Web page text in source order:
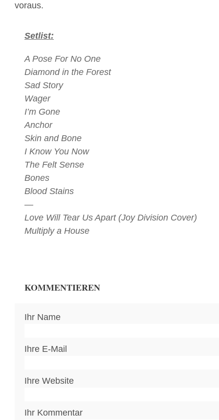
voraus.
Setlist:
A Pose For No One
Diamond in the Forest
Sad Story
Wager
I’m Gone
Anchor
Skin and Bone
I Know You Now
The Felt Sense
Bones
Blood Stains
—
Love Will Tear Us Apart (Joy Division Cover)
Multiply a House
KOMMENTIEREN
Ihr Name
Ihre E-Mail
Ihre Website
Ihr Kommentar